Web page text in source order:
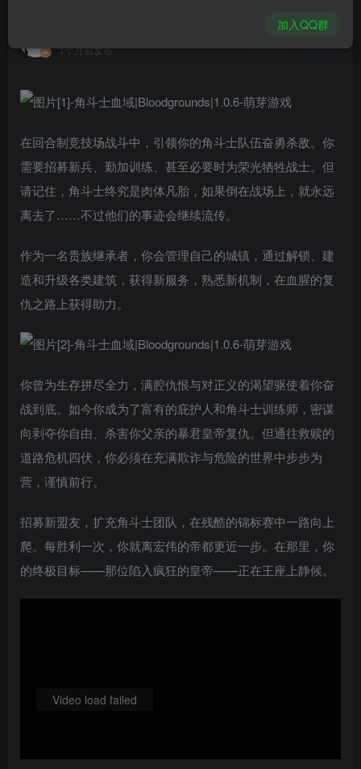
1个月前发布
在回合制竞技场战斗中，引领你的角斗士队伍奋勇杀敌。你
需要招募新兵、勤加训练、甚至必要时为荣光牺牲战士。但
请记住，角斗士终究是肉体凡胎，如果倒在战场上，就永远
离去了……不过他们的事迹会继续流传。
作为一名贵族继承者，你会管理自己的城镇，通过解锁、建
造和升级各类建筑，获得新服务，熟悉新机制，在血腥的复
仇之路上获得助力。
你曾为生存拼尽全力，满腔仇恨与对正义的渴望驱使着你奋
战到底。如今你成为了富有的庇护人和角斗士训练师，密谋
向剥夺你自由、杀害你父亲的暴君皇帝复仇。但通往救赎的
道路危机四伏，你必须在充满欺诈与危险的世界中步步为
营，谨慎前行。
招募新盟友，扩充角斗士团队，在残酷的锦标赛中一路向上
爬。每胜利一次，你就离宏伟的帝都更近一步。在那里，你
的终极目标——那位陷入疯狂的皇帝——正在王座上静候。
Video load failed
加入QQ群